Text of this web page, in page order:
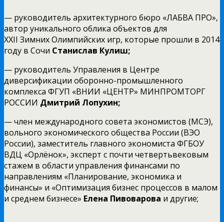
— руководитель архитектурного бюро «ЛАБВА ПРО»,
автор уникального облика объектов для
XXII Зимних Олимпийских игр, которые прошли в 2014
году в Сочи Станислав Кулиш;
— руководитель Управления в Центре
диверсификации оборонно-промышленного
комплекса ФГУП «ВНИИ «ЦЕНТР» МИНПРОМТОРГ
РОССИИ Дмитрий Лопухин;
— член международного совета экономистов (МСЭ),
вольного экономического общества России (ВЭО
России), заместитель главного экономиста ФГБОУ
ВДЦ «Орлёнок», эксперт с почти четвертьвековым
стажем в области управления финансами по
направлениям «Планирование, экономика и
финансы» и «Оптимизация бизнес процессов в малом
и среднем бизнесе» Елена Пивоварова и другие;